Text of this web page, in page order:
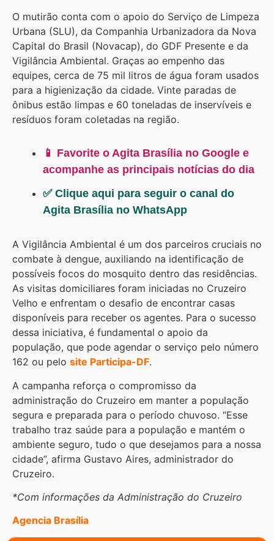
O mutirão conta com o apoio do Serviço de Limpeza
Urbana (SLU), da Companhia Urbanizadora da Nova
Capital do Brasil (Novacap), do GDF Presente e da
Vigilância Ambiental. Graças ao empenho das
equipes, cerca de 75 mil litros de água foram usados
para a higienização da cidade. Vinte paradas de
ônibus estão limpas e 60 toneladas de inservíveis e
resíduos foram coletadas na região.
📱 Favorite o Agita Brasília no Google e
acompanhe as principais notícias do dia
✅ Clique aqui para seguir o canal do
Agita Brasília no WhatsApp
A Vigilância Ambiental é um dos parceiros cruciais no
combate à dengue, auxiliando na identificação de
possíveis focos do mosquito dentro das residências.
As visitas domiciliares foram iniciadas no Cruzeiro
Velho e enfrentam o desafio de encontrar casas
disponíveis para receber os agentes. Para o sucesso
dessa iniciativa, é fundamental o apoio da
população, que pode agendar o serviço pelo número
162 ou pelo site Participa-DF.
A campanha reforça o compromisso da
administração do Cruzeiro em manter a população
segura e preparada para o período chuvoso. “Esse
trabalho traz saúde para a população e mantém o
ambiente seguro, tudo o que desejamos para a nossa
cidade”, afirma Gustavo Aires, administrador do
Cruzeiro.
*Com informações da Administração do Cruzeiro
Agencia Brasília